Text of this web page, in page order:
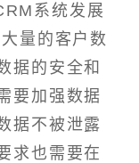
系统发展
量的客户数
据的安全和
要加强数据
据不被泄露
求也需要在